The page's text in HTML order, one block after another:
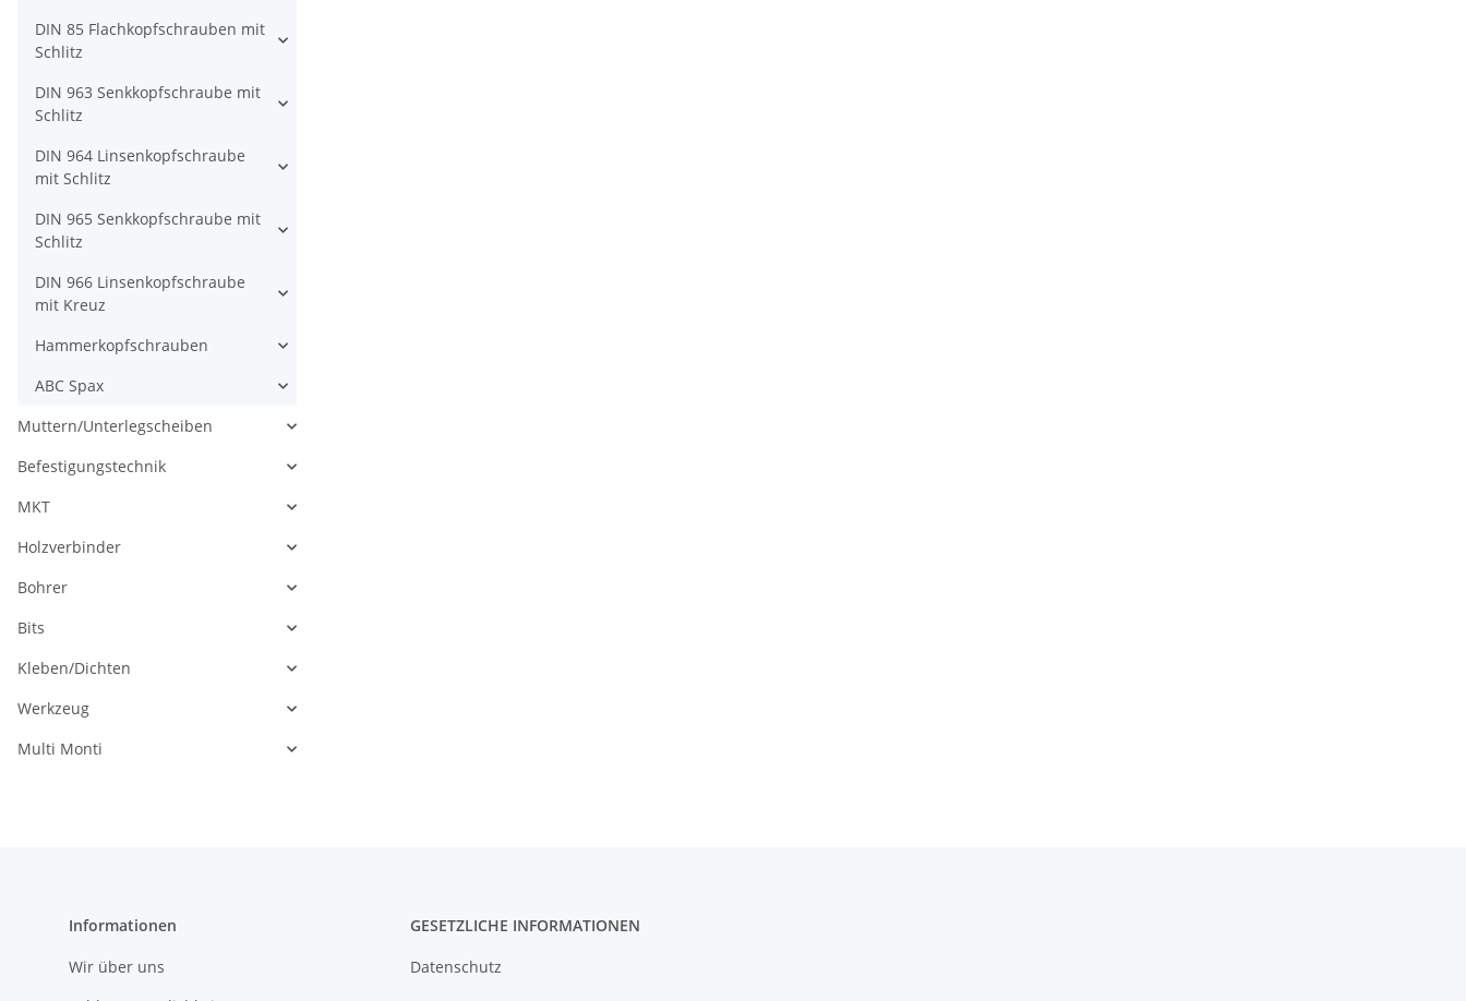
DIN 85 Flachkopfschrauben mit
Schlitz
DIN 963 Senkkopfschraube mit
Schlitz
DIN 964 Linsenkopfschraube
mit Schlitz
DIN 965 Senkkopfschraube mit
Schlitz
DIN 966 Linsenkopfschraube
mit Kreuz
Hammerkopfschrauben
ABC Spax
Muttern/Unterlegscheiben
Befestigungstechnik
MKT
Holzverbinder
Bohrer
Bits
Kleben/Dichten
Werkzeug
Multi Monti
Informationen
Wir über uns
GESETZLICHE INFORMATIONEN
Datenschutz